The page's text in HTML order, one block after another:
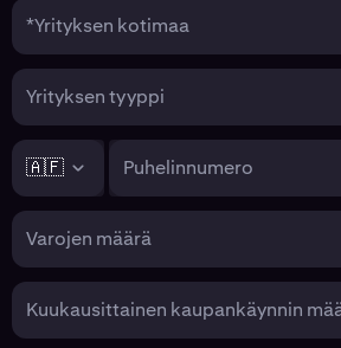
*Yrityksen kotimaa
Yrityksen tyyppi
🇦🇫 Puhelinnumero
Varojen määrä
Kuukausittainen kaupankäynnin